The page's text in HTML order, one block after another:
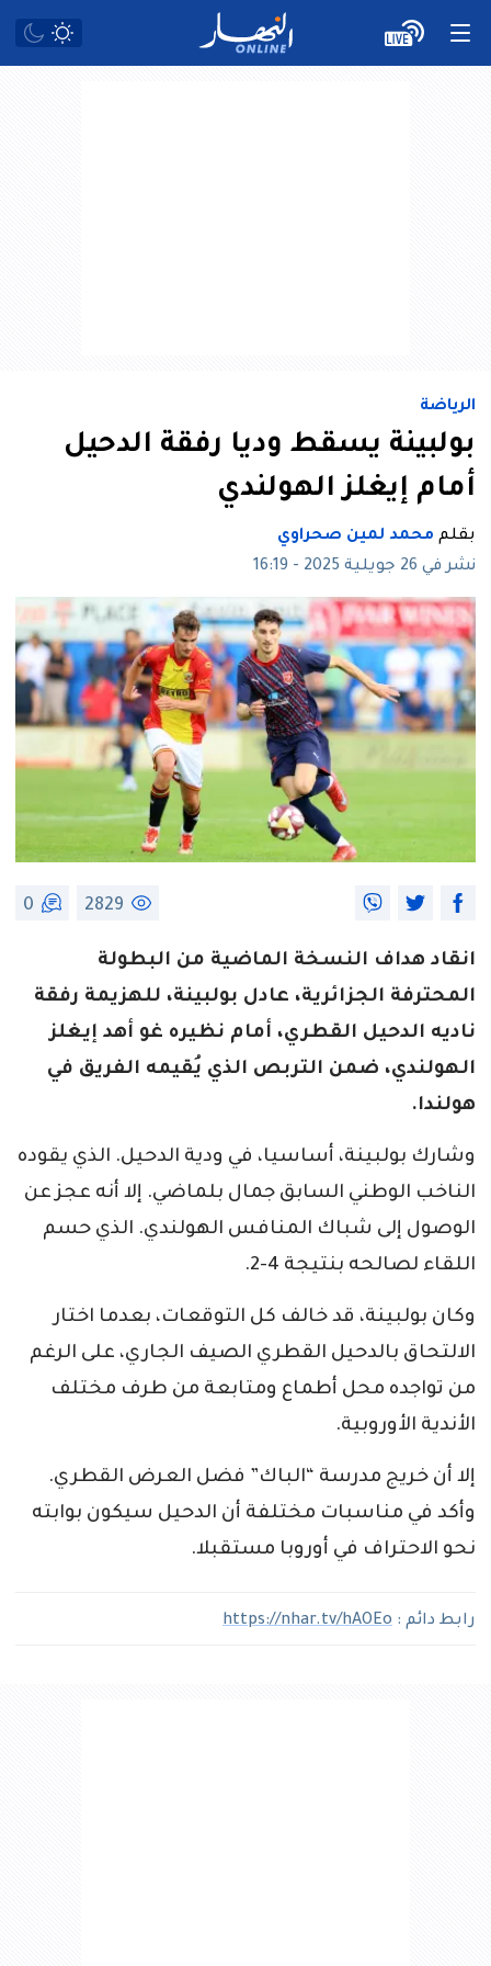
الرياضة
بولبينة يسقط وديا رفقة الدحيل
أمام إيغلز الهولندي
بقلم محمد لمين صحراوي
نشر في 26 جويلية 2025 - 16:19
2829
0
انقاد هداف النسخة الماضية من البطولة
المحترفة الجزائرية، عادل بولبينة، للهزيمة رفقة
ناديه الدحيل القطري، أمام نظيره غو أهد إيغلز
الهولندي، ضمن التربص الذي يُقيمه الفريق في
هولندا.
وشارك بولبينة، أساسيا، في ودية الدحيل. الذي يقوده
الناخب الوطني السابق جمال بلماضي. إلا أنه عجز عن
الوصول إلى شباك المنافس الهولندي. الذي حسم
اللقاء لصالحه بنتيجة 4-2.
وكان بولبينة، قد خالف كل التوقعات، بعدما اختار
الالتحاق بالدحيل القطري الصيف الجاري، على الرغم
من تواجده محل أطماع ومتابعة من طرف مختلف
الأندية الأوروبية.
إلا أن خريج مدرسة “الباك” فضل العرض القطري.
وأكد في مناسبات مختلفة أن الدحيل سيكون بوابته
نحو الاحتراف في أوروبا مستقبلا.
رابط دائم : https://nhar.tv/hAOEo